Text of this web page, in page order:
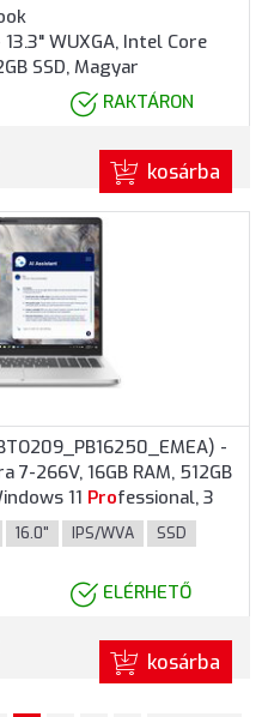
WUXGA, Intel Core
SSD, Magyar
fessional, 3 év garancia,
RAKTÁRON
kosárba
-
7-266V, 16GB RAM, 512GB
11 Professional, 3
16.0" IPS/WVA
SSD
ELÉRHETŐ
kosárba